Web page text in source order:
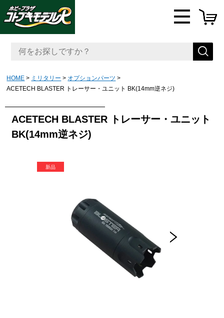
HOME ミリタリー
オプションパーツ
ACETECH BLASTER トレーサー・ユニット BK(14mm逆ネジ)
ACETECH BLASTER トレーサー・ユニット
BK(14mm逆ネジ)